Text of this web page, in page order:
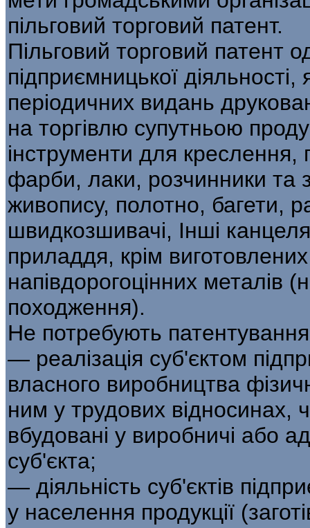
пільговий торговий патент.
Пільговий торговий патент
підприємницької
періодичних видань
на торгівлю супутньою
інструменти для креслення,
фарби, лаки, розчинники та
живопису, полотно, багети,
швидкозшивачі, Інші
приладдя, крім виготовлених
напівдорогоцінних металів
походження).
Не потребують
— реалізація суб'єктом
власного виробництва
ним у трудових відносинах,
вбудовані у виробничі або
суб'єкта;
— діяльність суб'єктів
у населення продукції